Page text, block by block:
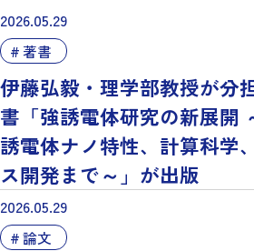
2026.05.29
著書
伊藤弘毅・理学部教授が分
書「強誘電体研究の新展開
誘電体ナノ特性、計算科学
ス開発まで～」が出版
2026.05.29
論文